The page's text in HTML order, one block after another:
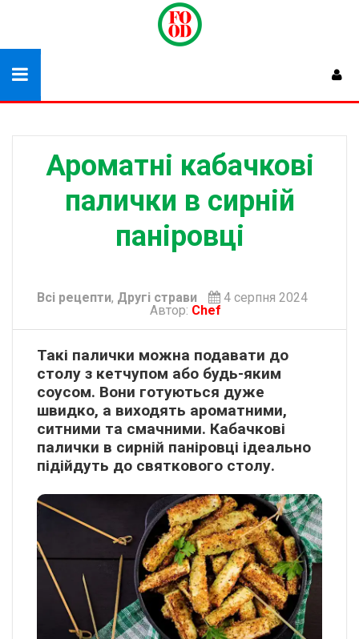
Ароматні кабачкові
палички в сирній
паніровці
Всі рецепти, Другі страви
4 серпня 2024
Автор: Chef
Такі палички можна подавати до
столу з кетчупом або будь-яким
соусом. Вони готуються дуже
швидко, а виходять ароматними,
ситними та смачними. Кабачкові
палички в сирній паніровці ідеально
підійдуть до святкового столу.